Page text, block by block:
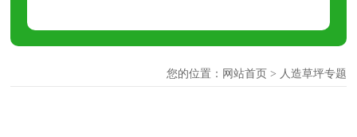
您的位置： 网站首页> 人造草坪专题